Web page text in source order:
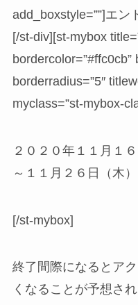
add_boxstyle=””]エ
[/st-div][st-mybox
bordercolor=”#ffc0cb”
borderradius=”5″
myclass=”st-mybox-
２０２０年１１月１
～１１月２６日（木
[/st-mybox]
終了間際になるとア
くなることが予想され